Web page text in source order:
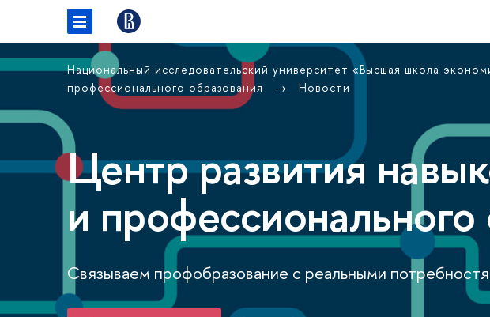
Национальный исследовательский университет «Высшая школа
профессионального образования
Новости
Центр развития
и профессионального
Связываем профобразование с реальными